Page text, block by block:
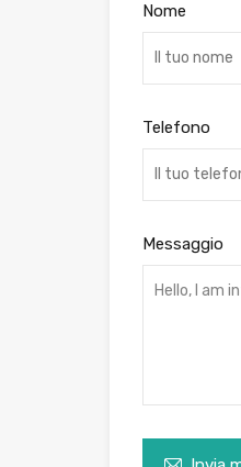
Nome
Telefono
Messaggio